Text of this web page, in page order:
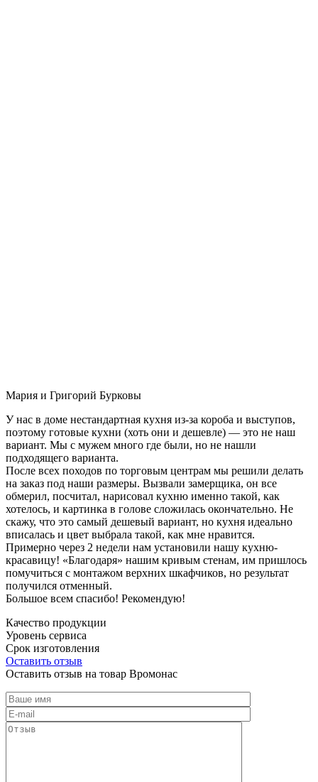
Мария и Григорий Бурковы
У нас в доме нестандартная кухня из-за короба и выступов,
поэтому готовые кухни (хоть они и дешевле) — это не наш
вариант. Мы с мужем много где были, но не нашли
подходящего варианта.
После всех походов по торговым центрам мы решили делать
на заказ под наши размеры. Вызвали замерщика, он все
обмерил, посчитал, нарисовал кухню именно такой, как
хотелось, и картинка в голове сложилась окончательно. Не
скажу, что это самый дешевый вариант, но кухня идеально
вписалась и цвет выбрала такой, как мне нравится.
Примерно через 2 недели нам установили нашу кухню-
красавицу! «Благодаря» нашим кривым стенам, им пришлось
помучиться с монтажом верхних шкафчиков, но результат
получился отменный.
Большое всем спасибо! Рекомендую!
Качество продукции
Уровень сервиса
Срок изготовления
Оставить отзыв
Оставить отзыв на товар Вромонас